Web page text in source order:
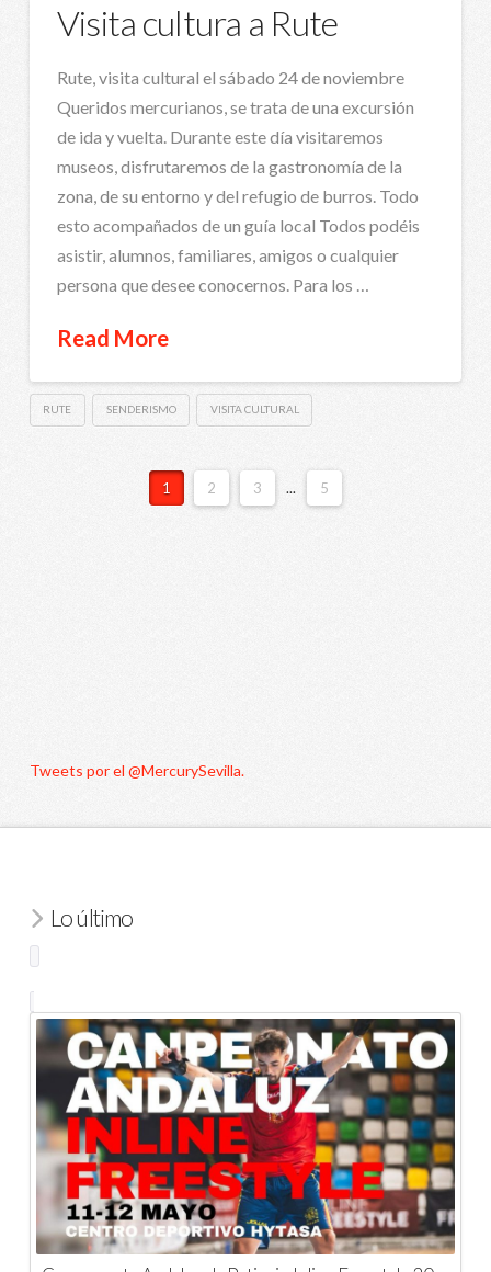
Visita cultura a Rute
Rute, visita cultural el sábado 24 de noviembre
Queridos mercurianos, se trata de una excursión
de ida y vuelta. Durante este día visitaremos
museos, disfrutaremos de la gastronomía de la
zona, de su entorno y del refugio de burros. Todo
esto acompañados de un guía local Todos podéis
asistir, alumnos, familiares, amigos o cualquier
persona que desee conocernos. Para los …
Read More
RUTE SENDERISMO VISITA CULTURAL
1 2 3 ... 5
Tweets por el @MercurySevilla.
Lo último